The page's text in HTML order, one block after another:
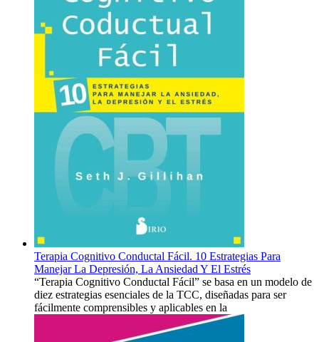
Terapia Cognitivo Conductal Fácil. 10 Estrategias Para
Manejar La Depresión, La Ansiedad Y El Estrés
“Terapia Cognitivo Conductal Fácil” se basa en un modelo de
diez estrategias esenciales de la TCC, diseñadas para ser
fácilmente comprensibles y aplicables en la